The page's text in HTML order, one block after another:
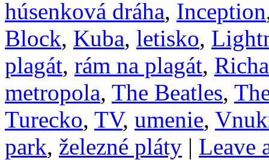
húsenková dráha, Inception
Block, Kuba, letisko,
plagát, rám na plagát,
metropola, The Beatles,
Turecko, TV, umenie,
park, železné pláty | Leave